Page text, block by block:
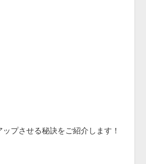
プさせる秘訣をご紹介します！